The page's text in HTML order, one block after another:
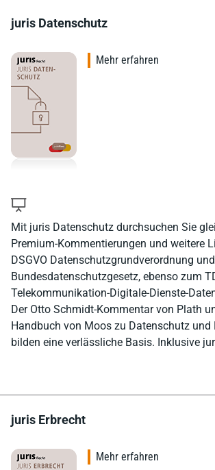
juris Datenschutz
Mit juris Datenschutz durchsuchen Sie
Premium-Kommentierungen und weitere
DSGVO Datenschutzgrundverordnung
Bundesdatenschutzgesetz, ebenso zum
Telekommunikation-Digitale-Dienste-
Der Otto Schmidt-Kommentar von Plath
Handbuch von Moos zu Datenschutz und
bilden eine verlässliche Basis. Inklusive
Mehr erfahren
juris Erbrecht
Mehr erfahren